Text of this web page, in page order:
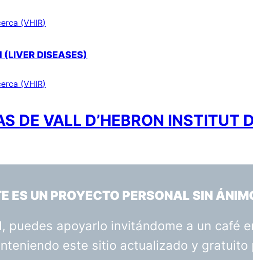
(VHIR)
(LIVER DISEASES)
(VHIR)
DE VALL D’HEBRON INSTITUT
ES UN PROYECTO PERSONAL SIN
puedes apoyarlo invitándome a un café
este sitio actualizado y gratuito